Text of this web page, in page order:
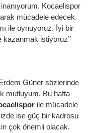
Kocaelispor
mücadele edecek.
ile oynuyoruz. İyi bir
kazanmak istiyoruz’’
Güner sözlerinde
mutluyum. Bu hafta
ile mücadele
ise güç bir kadrosu
çok önemli olacak.